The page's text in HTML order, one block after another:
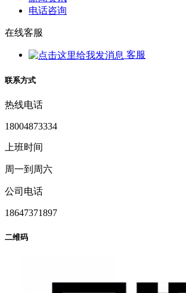
电话咨询
在线客服
客服
联系方式
热线电话
18004873334
上班时间
周一到周六
公司电话
18647371897
二维码